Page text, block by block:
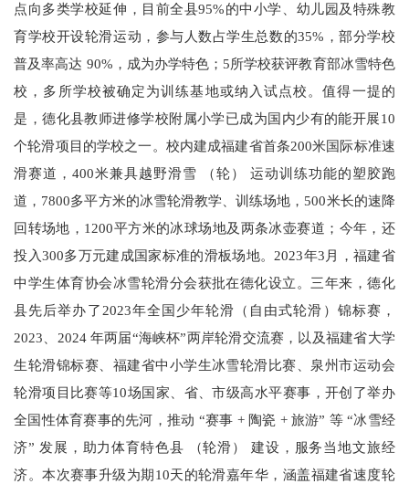
点向多类学校延伸，目前全县95%的中小学、幼儿园及特殊教
育学校开设轮滑运动，参与人数占学生总数的35%，部分学校
普及率高达 90%，成为办学特色；5所学校获评教育部冰雪特色
校，多所学校被确定为训练基地或纳入试点校。值得一提的
是，德化县教师进修学校附属小学已成为国内少有的能开展10
个轮滑项目的学校之一。校内建成福建省首条200米国际标准速
滑赛道，400米兼具越野滑雪 （轮） 运动训练功能的塑胶跑
道，7800多平方米的冰雪轮滑教学、训练场地，500米长的速降
回转场地，1200平方米的冰球场地及两条冰壶赛道；今年，还
投入300多万元建成国家标准的滑板场地。2023年3月，福建省
中学生体育协会冰雪轮滑分会获批在德化设立。三年来，德化
县先后举办了2023年全国少年轮滑（自由式轮滑）锦标赛，
2023、2024 年两届“海峡杯”两岸轮滑交流赛，以及福建省大学
生轮滑锦标赛、福建省中小学生冰雪轮滑比赛、泉州市运动会
轮滑项目比赛等10场国家、省、市级高水平赛事，开创了举办
全国性体育赛事的先河，推动 “赛事 + 陶瓷 + 旅游” 等 “冰雪经
济” 发展，助力体育特色县 （轮滑） 建设，服务当地文旅经
济。本次赛事升级为期10天的轮滑嘉年华，涵盖福建省速度轮